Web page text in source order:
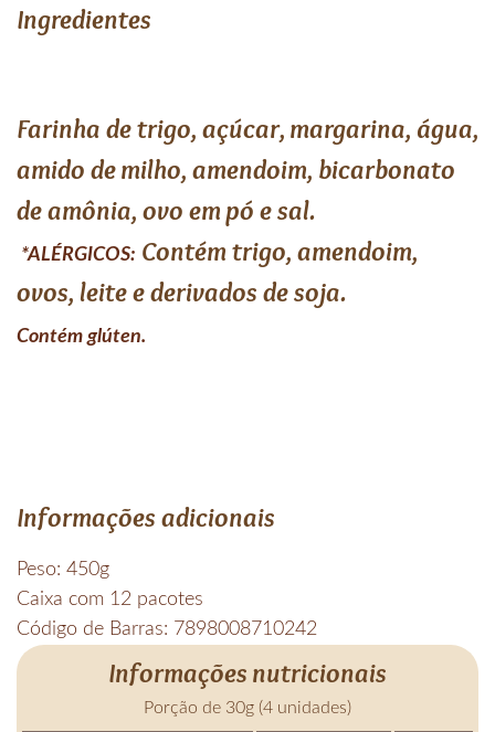
Ingredientes
Farinha de trigo, açúcar, margarina, água,
amido de milho, amendoim, bicarbonato
de amônia, ovo em pó e sal.
*ALÉRGICOS: Contém trigo, amendoim,
ovos, leite e derivados de soja.
Contém glúten.
Informações adicionais
Peso: 450g
Caixa com 12 pacotes
Código de Barras: 7898008710242
Informações nutricionais
Porção de 30g (4 unidades)